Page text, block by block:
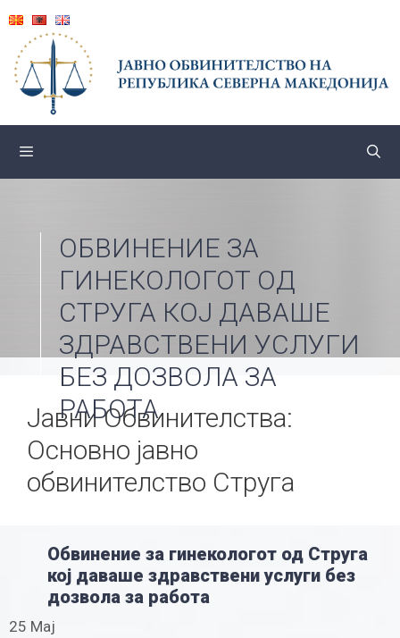
content
ОБВИНЕНИЕ ЗА
ГИНЕКОЛОГОТ ОД
СТРУГА КОЈ ДАВАШЕ
ЗДРАВСТВЕНИ УСЛУГИ
БЕЗ ДОЗВОЛА ЗА
РАБОТА
Јавни Обвинителства:
Основно јавно
обвинителство Струга
Обвинение за гинекологот од Струга
кој даваше здравствени услуги без
дозвола за работа
25 Мај